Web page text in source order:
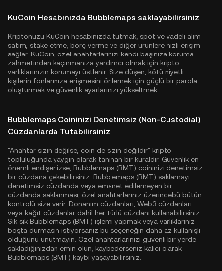
KuCoin Hesabınızda Bubblemaps saklayabilirsiniz
Kriptonuzu KuCoin hesabınızda tutmak; spot ve vadeli alım
satım, stake etme, borç verme ve diğer ürünlere hızlı erişim
sağlar. KuCoin, özel anahtarlarınızı kendi başınıza koruma
zahmetinden kaçınmanıza yardımcı olmak için kripto
varlıklarınızın korumayı üstlenir. Size düşen, kötü niyetli
kişilerin fonlarınıza erişmesini önlemek için güçlü bir parola
oluşturmak ve güvenlik ayarlarınızı yükseltmek.
Bubblemaps Coininizi Denetimsiz (Non-Custodial)
Cüzdanlarda Tutabilirsiniz
"Anahtar sizin değilse, coin de sizin değildir" kripto
topluluğunda yaygın olarak tanınan bir kuraldır. Güvenlik en
önemli endişenizse, Bubblemaps (BMT) coininizi denetimsiz
bir cüzdana çekebilirsiniz. Bubblemaps (BMT) saklamayı
denetimsiz cüzdanda veya emanet edilemeyen bir
cüzdanda saklanması, özel anahtarlarınız üzerindebü bütün
kontrolü size verir. Donanım cüzdanları, Web3 cüzdanları
veya kağıt cüzdanlar dahil her türlü cüzdanı kullanabilirsiniz.
Sık sık Bubblemaps (BMT) işlemi yapmak veya varlıklarınız
boşta durmasın istiyorsanız bu seçeneğin daha az kullanışlı
olduğunu unutmayın. Özel anahtarlarınızı güvenli bir yerde
sakladığınızdan emin olun, kaybederseniz kalıcı olarak
Bubblemaps (BMT) kaybı yaşayabilirsiniz.